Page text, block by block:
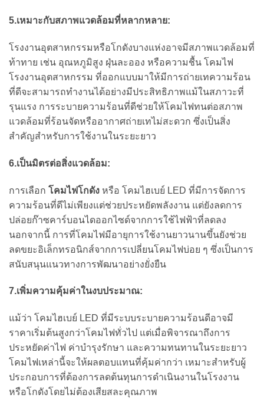
5.เหมาะกับสภาพแวดล้อมที่หลากหลาย:
โรงงานอุตสาหกรรมหรือโกดังบางแห่งอาจมีสภาพแวดล้อมที่
ท้าทาย เช่น อุณหภูมิสูง ฝุ่นละออง หรือความชื้น โคมไฟ
โรงงานอุตสาหกรรม ที่ออกแบบมาให้มีการถ่ายเทความร้อน
ที่ดีจะสามารถทำงานได้อย่างมีประสิทธิภาพแม้ในสภาวะที่
รุนแรง การระบายความร้อนที่ดีช่วยให้โคมไฟทนต่อสภาพ
แวดล้อมที่ร้อนจัดหรืออากาศถ่ายเทไม่สะดวก ซึ่งเป็นสิ่ง
สำคัญสำหรับการใช้งานในระยะยาว
6.เป็นมิตรต่อสิ่งแวดล้อม:
การเลือก โคมไฟโกดัง หรือ โคมไฮเบย์ LED ที่มีการจัดการ
ความร้อนที่ดีไม่เพียงแต่ช่วยประหยัดพลังงาน แต่ยังลดการ
ปล่อยก๊าซคาร์บอนไดออกไซด์จากการใช้ไฟฟ้าที่ลดลง
นอกจากนี้ การที่โคมไฟมีอายุการใช้งานยาวนานขึ้นยังช่วย
ลดขยะอิเล็กทรอนิกส์จากการเปลี่ยนโคมไฟบ่อย ๆ ซึ่งเป็นการ
สนับสนุนแนวทางการพัฒนาอย่างยั่งยืน
7.เพิ่มความคุ้มค่าในงบประมาณ:
แม้ว่า โคมไฮเบย์ LED ที่มีระบบระบายความร้อนดีอาจมี
ราคาเริ่มต้นสูงกว่าโคมไฟทั่วไป แต่เมื่อพิจารณาถึงการ
ประหยัดค่าไฟ ค่าบำรุงรักษา และความทนทานในระยะยาว
โคมไฟเหล่านี้จะให้ผลตอบแทนที่คุ้มค่ากว่า เหมาะสำหรับผู้
ประกอบการที่ต้องการลดต้นทุนการดำเนินงานในโรงงาน
หรือโกดังโดยไม่ต้องเสียสละคุณภาพ